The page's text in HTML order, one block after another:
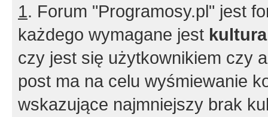
1. Forum "Programosy.pl" jest
każdego wymagane jest
czy jest się użytkownikiem czy
post ma na celu wyśmiewanie
wskazujące najmniejszy brak